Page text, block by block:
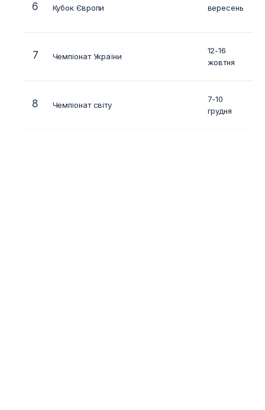
6 Кубок Європи вересень
7 Чемпіонат України
12-16
жовтня
8 Чемпіонат світу
7-10
грудня